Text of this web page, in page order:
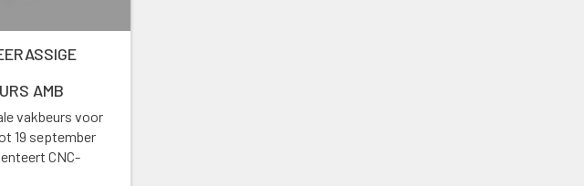
AMB
vakbeurs voor
19 september
CNC-